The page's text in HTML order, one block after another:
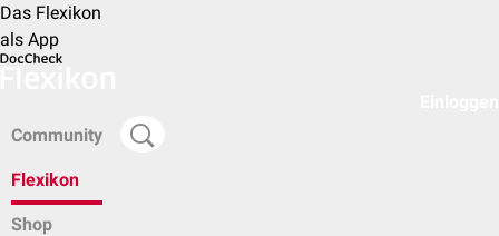
Das Flexikon
als App
Community
Flexikon
Shop